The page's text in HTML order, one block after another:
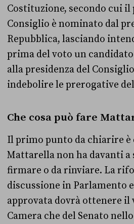
Costituzione, secondo cui il
Consiglio è nominato dal
Repubblica, lasciando
prima del voto un
alla presidenza del
indebolire le prerogative
Che cosa può fare
Il primo punto da chiarire è
Mattarella non ha davanti a
firmare o da rinviare. La
discussione in Parlamento
approvata dovrà ottenere il
Camera che del Senato